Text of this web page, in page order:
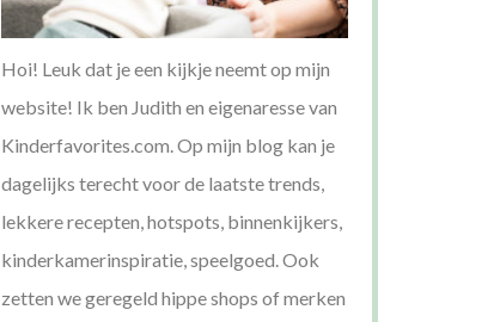
Hoi! Leuk dat je een kijkje neemt op mijn
website! Ik ben Judith en eigenaresse van
Kinderfavorites.com. Op mijn blog kan je
dagelijks terecht voor de laatste trends,
lekkere recepten, hotspots, binnenkijkers,
kinderkamerinspiratie, speelgoed. Ook
zetten we geregeld hippe shops of merken